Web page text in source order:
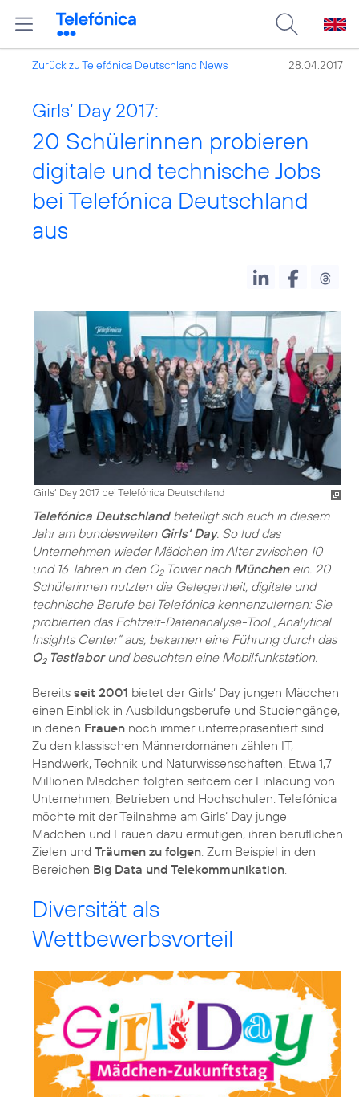
Zurück zu Telefónica Deutschland News 28.04.2017
Girls‘ Day 2017:
20 Schülerinnen probieren
digitale und technische Jobs
bei Telefónica Deutschland
aus
Girls‘ Day 2017 bei Telefónica Deutschland
Telefónica Deutschlandbeteiligt sich auch in diesem
Jahr am bundesweiten Girls‘ Day. So lud das
Unternehmen wieder Mädchen im Alter zwischen 10
und 16 Jahren in den O2Tower nach München ein. 20
Schülerinnen nutzten die Gelegenheit, digitale und
technische Berufe bei Telefónica kennenzulernen: Sie
probierten das Echtzeit-Datenanalyse-Tool „Analytical
Insights Center“ aus, bekamen eine Führung durch das
O2Testlaborund besuchten eine Mobilfunkstation.
Bereits seit 2001 bietet der Girls‘ Day jungen Mädchen
einen Einblick in Ausbildungsberufe und Studiengänge,
in denen Frauen noch immer unterrepräsentiert sind.
Zu den klassischen Männerdomänen zählen IT,
Handwerk, Technik und Naturwissenschaften. Etwa 1,7
Millionen Mädchen folgten seitdem der Einladung von
Unternehmen, Betrieben und Hochschulen. Telefónica
möchte mit der Teilnahme am Girls‘ Day junge
Mädchen und Frauen dazu ermutigen, ihren beruflichen
Zielen und Träumen zu folgen . Zum Beispiel in den
Bereichen Big Data und Telekommunikation
Diversität als
Wettbewerbsvorteil